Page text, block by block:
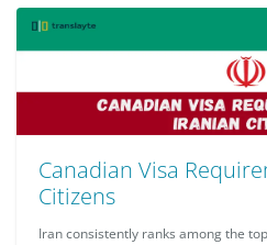
Canadian Visa
Citizens
Iran consistently ranks among the